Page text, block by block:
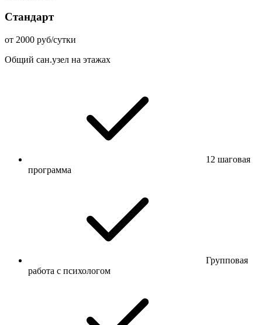
Стандарт
от 2000 руб/сутки
Общий сан.узел на этажах
12 шаговая
программа
Групповая
работа с психологом